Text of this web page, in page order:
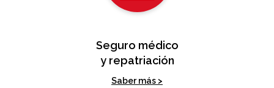
Seguro médico
y repatriación
Saber más >